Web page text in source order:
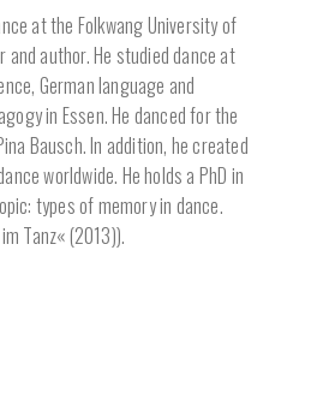
at the Folkwang University of
author. He studied dance at
German language and
in Essen. He danced for the
Bausch. In addition, he created
worldwide. He holds a PhD in
types of memory in dance.
Tanz« (2013)).